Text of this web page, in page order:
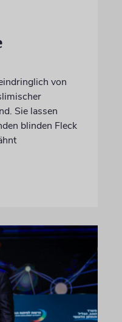
von
Sie lassen
blinden Fleck